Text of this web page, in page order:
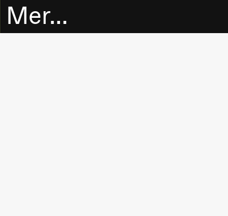
Mer…